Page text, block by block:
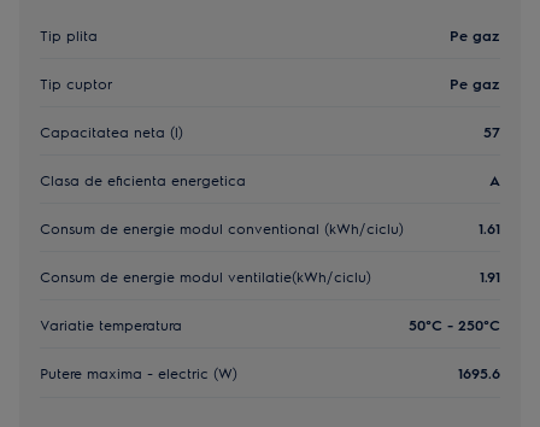
Tip plita Pe gaz
Tip cuptor Pe gaz
Capacitatea neta (l) 57
Clasa de eficienta energetica A
Consum de energie modul conventional (kWh/ciclu) 1.61
Consum de energie modul ventilatie(kWh/ciclu) 1.91
Variatie temperatura 50°C - 250°C
Putere maxima - electric (W) 1695.6